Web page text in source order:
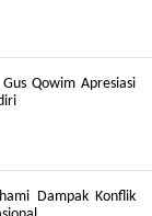
Qowim Apresiasi
Dampak Konflik